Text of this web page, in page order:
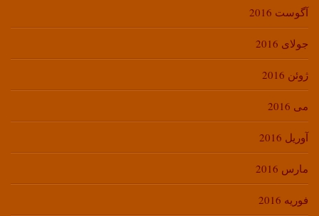
آگوست 2016
جولای 2016
ژوئن 2016
می 2016
آوریل 2016
مارس 2016
فوریه 2016